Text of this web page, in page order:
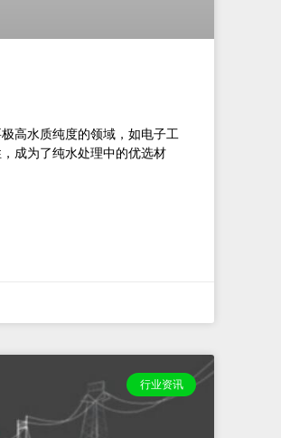
高水质纯度的领域，如电子工
成为了纯水处理中的优选材
行业资讯